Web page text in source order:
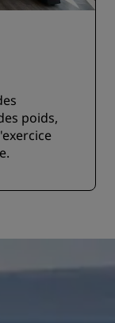
poids,